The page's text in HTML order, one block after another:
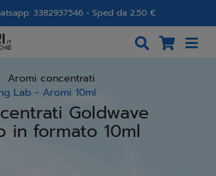
3382937546 - Sped da 2.50 €
Aromi concentrati
Lab - Aromi 10ml
Goldwave
in formato 10ml